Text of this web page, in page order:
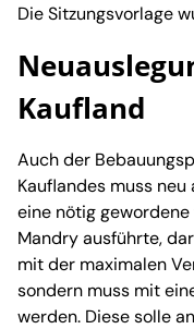
Die Sitzungsvorlage
Kaufland
Auch der
Kauflandes muss
eine nötig
Mandry ausführte,
mit der maximalen
sondern muss mit
werden. Diese solle